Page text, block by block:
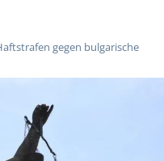
gegen bulgarische